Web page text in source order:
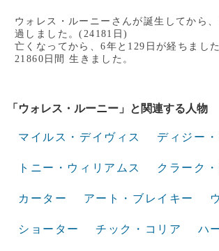
ウォレス・ルーニーさんが誕生してから
過しました。(24181日)
亡くなってから、6年と129日が経ちまし
21860日間 生きました。
「ウォレス・ルーニー」と関連する人物
マイルス・デイヴィス ディジー
トニー・ウィリアムス クラーク
カーター アート・ブレイキー
ショーター チック・コリア ハ